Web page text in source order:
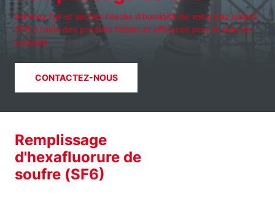
Eliminez l'air et séchez l'excès d'humidité de votre gaz isolant
SF6 à l'aide des produits fiables et efficaces pour le vide de
Leybold.
CONTACTEZ-NOUS
Remplissage
d'hexafluorure de
soufre (SF6)